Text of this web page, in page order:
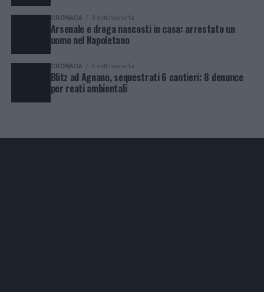
CRONACA 3 settimane fa
Arsenale e droga nascosti in casa: arrestato un
uomo nel Napoletano
CRONACA 4 settimane fa
Blitz ad Agnano, sequestrati 6 cantieri: 8 denunce
per reati ambientali